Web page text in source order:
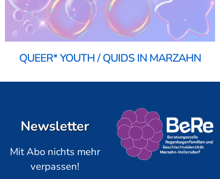
QUEER* YOUTH / QUIDS IN MARZAHN
Newsletter
Mit Abo nichts mehr
verpassen!